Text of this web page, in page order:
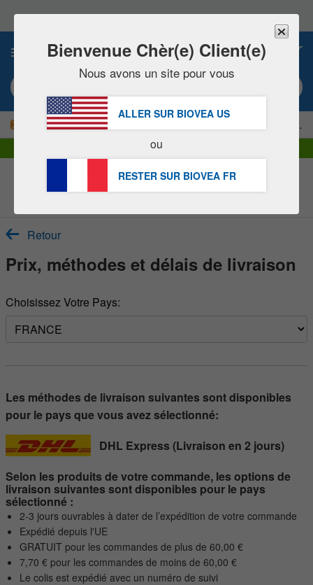
noter
:
site
comprend
un
d'accessibilité.
-15 % MAINTENANT !
Livraison DHL Express | TVA incluse
Rubrique d’Aide du Service Clientèle
Retour
Prix, méthodes et délais de livraison
Choisissez Votre Pays:
Les méthodes de livraison suivantes sont disponibles
pour le pays que vous avez sélectionné:
DHL Express (Livraison en 2 jours)
Selon les produits de votre commande, les options de
livraison suivantes sont disponibles pour le pays
sélectionné :
2-3 jours ouvrables à dater de l’expédition de votre commande
Expédié depuis l'UE
GRATUIT pour les commandes de plus de 60,00 €
7,70 € pour les commandes de moins de 60,00 €
Le colis est expédié avec un numéro de suivi
Bienvenue Chèr(e) Client(e)
Nous avons un site pour vous
ALLER SUR BIOVEA US
ou
RESTER SUR BIOVEA FR